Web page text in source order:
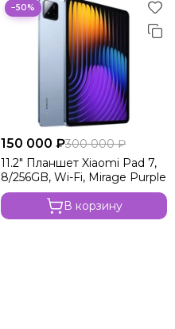
−50%
150 000 ₽300 000 ₽
11.2" Планшет Xiaomi Pad 7,
8/256GB, Wi-Fi, Mirage Purple
В корзину